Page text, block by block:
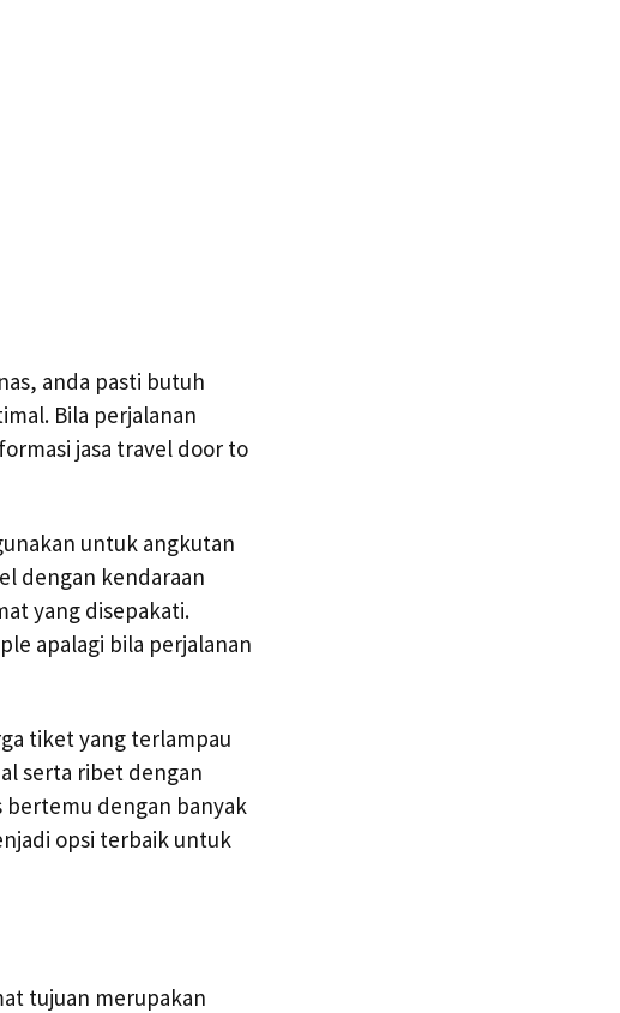
anda pasti butuh
Bila perjalanan
jasa travel door to
untuk angkutan
dengan kendaraan
yang disepakati.
apalagi bila perjalanan
tiket yang terlampau
serta ribet dengan
bertemu dengan banyak
opsi terbaik untuk
tujuan merupakan